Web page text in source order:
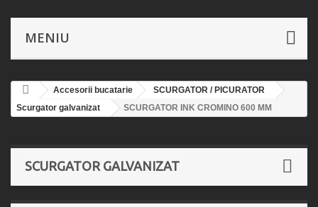
MENIU
Accesorii bucatarie
SCURGATOR / PICURATOR
Scurgator galvanizat
SCURGATOR INK CROMINO 600 MM
SCURGATOR GALVANIZAT